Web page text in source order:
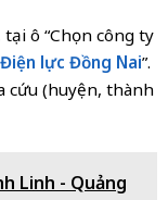
ô “Chọn công ty
Điện lực Đồng Nai”.
cứu (huyện, thành
Linh - Quảng